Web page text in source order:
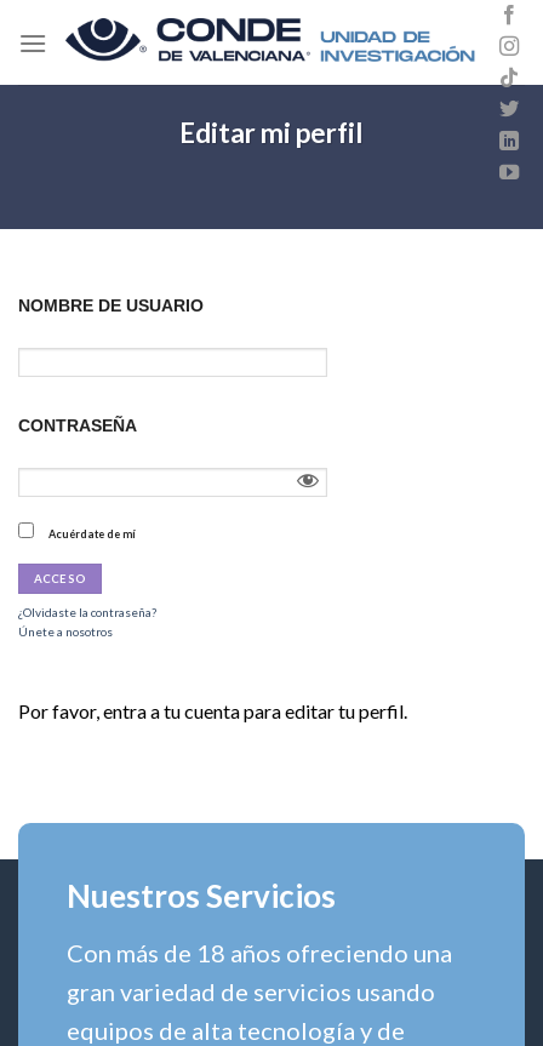
Editar mi perfil
NOMBRE DE USUARIO
CONTRASEÑA
Acuérdate de mí
¿Olvidaste la contraseña?
Únete a nosotros
Por favor, entra a tu cuenta para editar tu perfil.
Nuestros Servicios
Con más de 18 años ofreciendo una
gran variedad de servicios usando
equipos de alta tecnología y de